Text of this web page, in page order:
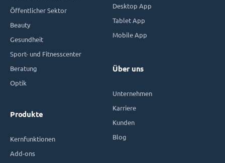
Öffentlicher Sektor
Beauty
Gesundheit
Sport- und Fitnesscenter
Beratung
Optik
Produkte
Kernfunktionen
Add-ons
Desktop App
Tablet App
Mobile App
Über uns
Unternehmen
Karriere
Kunden
Blog